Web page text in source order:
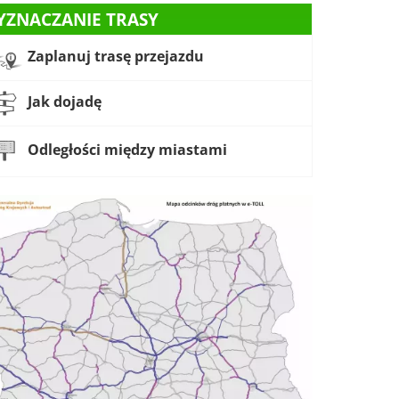
TRASY
Zaplanuj trasę przejazdu
Jak dojadę
Odległości między miastami